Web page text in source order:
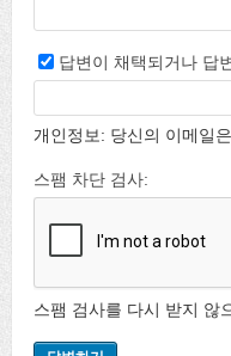
답변이 채택되거나 답
개인정보: 당신의 이메일
스팸 차단 검사:
스팸 검사를 다시 받지 않